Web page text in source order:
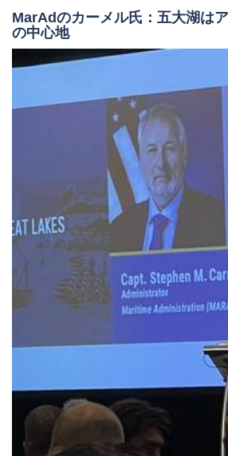
MarAdのカーメル氏：五大湖は
の中心地